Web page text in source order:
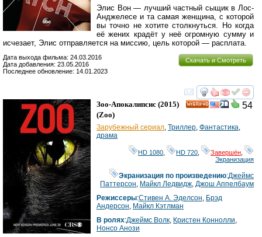
Элис Вон — лучший частный сыщик в Лос-
Анджелесе и та самая женщина, с которой
вы точно не хотите столкнуться. Но когда
её жених крадёт у неё огромную сумму и
исчезает, Элис отправляется на миссию, цель которой — расплата.
Скачать и Смотреть
Дата выхода фильма: 24.03.2016
Дата добавления: 23.05.2016
Последнее обновление: 14.01.2023
смотреть
54
Зоо-Апокалипсис (2015)
(Zoo)
Зарубежный сериал Триллер Фантастика
драма
HD 1080 HD 720 Завершён
Экранизация
Экранизация по произведению:Джеймс
Паттерсон Майкл Ледвидж Джош Аппелбаум
Режиссеры:Стивен А. Эделсон Брэд
Андерсон Майкл Кэтлман
В ролях:Джеймс Волк Кристен Коннолли
Нонсо Анози